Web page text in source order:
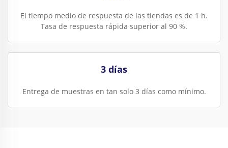
El tiempo medio de respuesta de las tiendas es de 1 h.
Tasa de respuesta rápida superior al 90 %.
3 días
Entrega de muestras en tan solo 3 días como mínimo.